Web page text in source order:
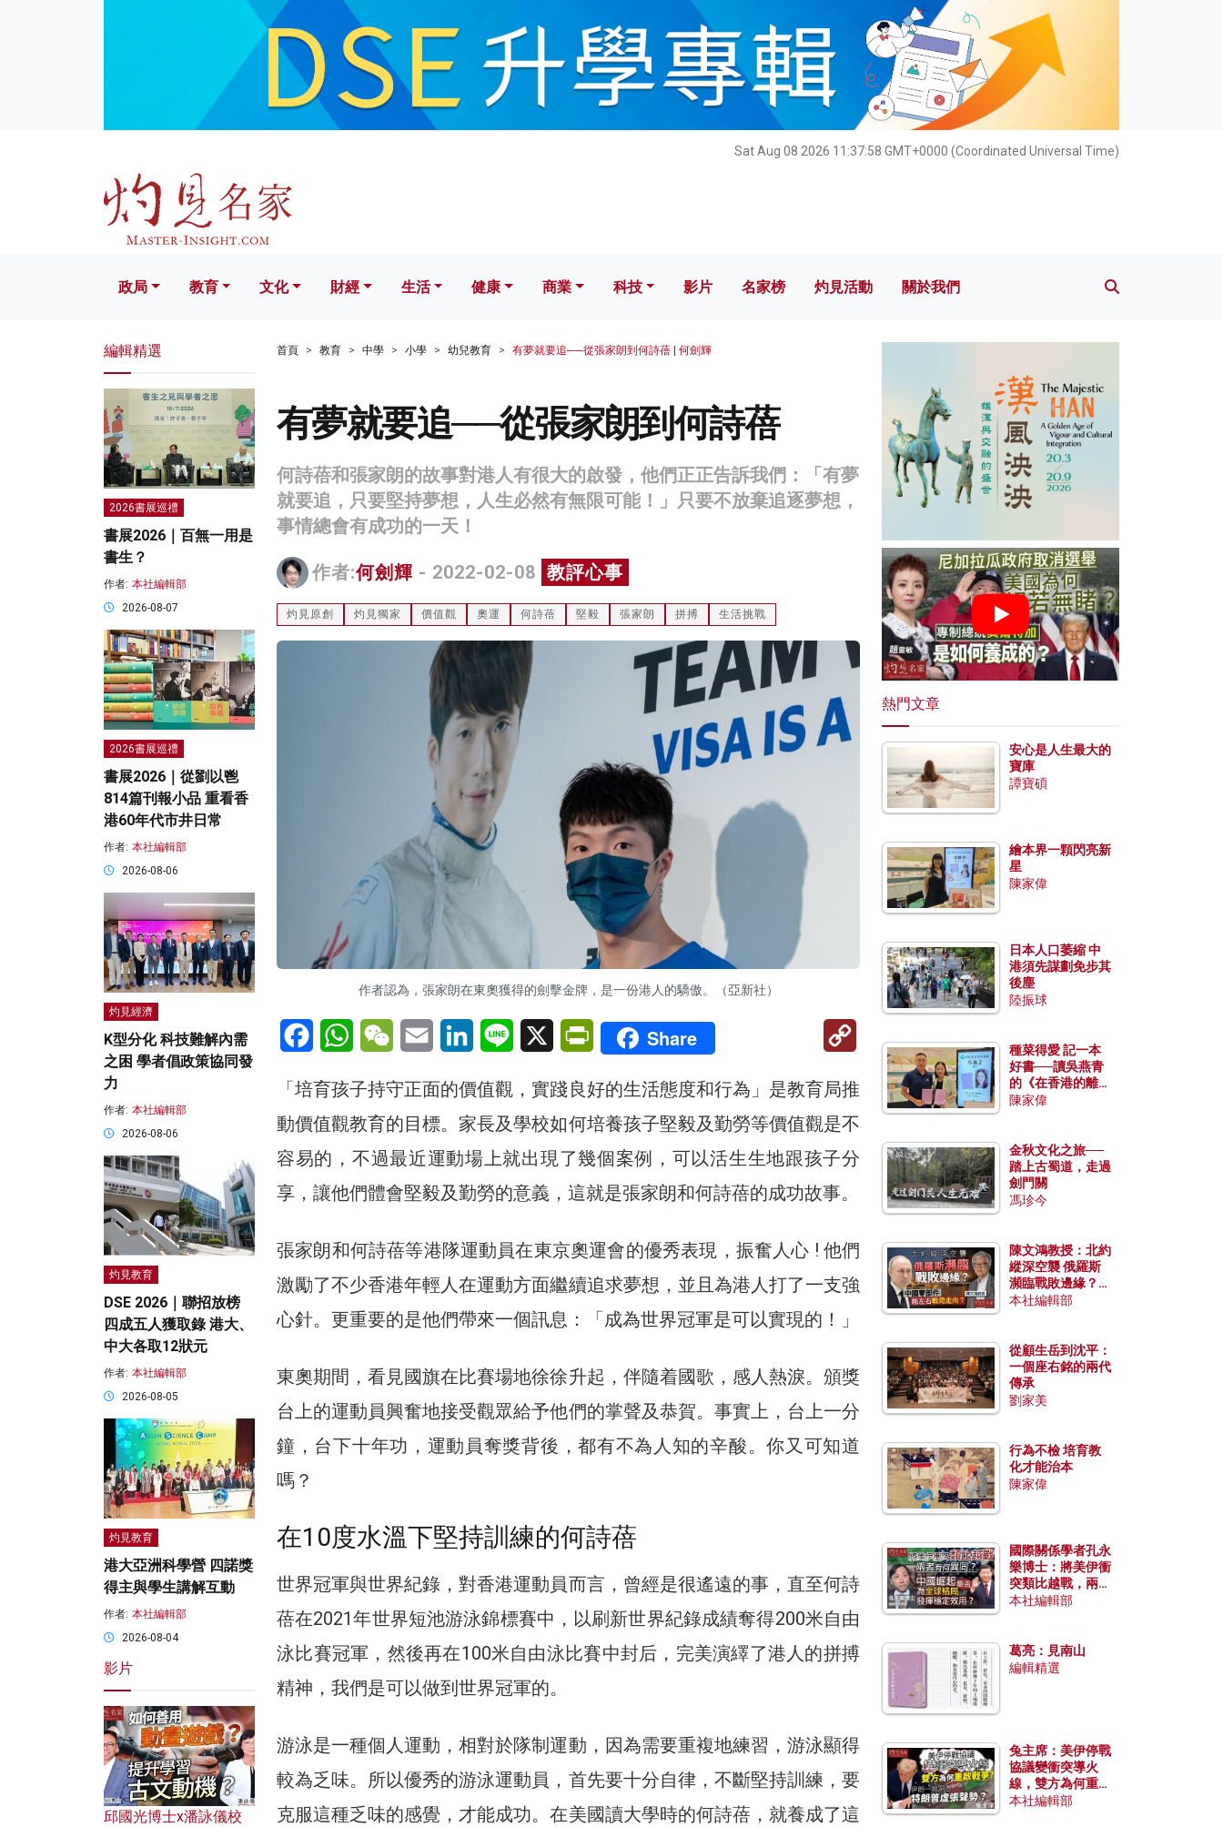
Sat Aug 08 2026 11:38:00 GMT+0000 (Coordinated Universal Time)
文化 財經 生活 健康 科技 影片 名家榜 灼見活動 關於我們
政局 教育 文化 財經 生活 健康 商業 科技 影片 名家榜 灼見活動 關於我們
首頁 教育 中學 小學 幼兒教育 有夢就要追──從張家朗到何詩蓓 | 何劍輝
有夢就要追──從張家朗到何詩蓓
何詩蓓和張家朗的故事對港人有很大的啟發，他們正正告訴我們：「有夢
就要追，只要堅持夢想，人生必然有無限可能！」只要不放棄追逐夢想，
事情總會有成功的一天！
作者:何劍輝 - 2022-02-08 教評心事
灼見原創 灼見獨家 價值觀 奧運 何詩蓓 堅毅 張家朗 拼搏 生活挑戰
作者認為，張家朗在東奧獲得的劍擊金牌，是一份港人的驕傲。（亞新社）
FacebookWhatsAppWeChatEmail LinkedInLine X PrintFriendly
Share
「培育孩子持守正面的價值觀，實踐良好的生活態度和行為」是教育局推
動價值觀教育的目標。家長及學校如何培養孩子堅毅及勤勞等價值觀是不
容易的，不過最近運動場上就出現了幾個案例，可以活生生地跟孩子分
享，讓他們體會堅毅及勤勞的意義，這就是張家朗和何詩蓓的成功故事。
張家朗和何詩蓓等港隊運動員在東京奧運會的優秀表現，振奮人心 ! 他們
激勵了不少香港年輕人在運動方面繼續追求夢想，並且為港人打了一支強
心針。更重要的是他們帶來一個訊息：「成為世界冠軍是可以實現的！」
東奧期間，看見國旗在比賽場地徐徐升起，伴隨着國歌，感人熱淚。頒獎
台上的運動員興奮地接受觀眾給予他們的掌聲及恭賀。事實上，台上一分
鐘，台下十年功，運動員奪獎背後，都有不為人知的辛酸。你又可知道
嗎？
在10度水溫下堅持訓練的何詩蓓
世界冠軍與世界紀錄，對香港運動員而言，曾經是很遙遠的事，直至何詩
蓓在2021年世界短池游泳錦標賽中，以刷新世界紀錄成績奪得200米自由
泳比賽冠軍，然後再在100米自由泳比賽中封后，完美演繹了港人的拼搏
精神，我們是可以做到世界冠軍的。
游泳是一種個人運動，相對於隊制運動，因為需要重複地練習，游泳顯得
較為乏味。所以優秀的游泳運動員，首先要十分自律，不斷堅持訓練，要
克服這種乏味的感覺，才能成功。在美國讀大學時的何詩蓓，就養成了這
編輯精選
2026書展巡禮
書展2026｜百無一用是
書生？
作者: 本社編輯部
2026-08-07
2026書展巡禮
書展2026｜從劉以鬯
814篇刊報小品 重看香
港60年代市井日常
作者: 本社編輯部
2026-08-06
灼見經濟
K型分化 科技難解內需
之困 學者倡政策協同發
力
作者: 本社編輯部
2026-08-06
灼見教育
DSE 2026｜聯招放榜
四成五人獲取錄 港大、
中大各取12狀元
作者: 本社編輯部
2026-08-05
灼見教育
港大亞洲科學營 四諾獎
得主與學生講解互動
作者: 本社編輯部
2026-08-04
影片
邱國光博士x潘詠儀校
熱門文章
安心是人生最大的
寶庫
譚寶碩
繪本界一顆閃亮新
星
陳家偉
日本人口萎縮 中
港須先謀劃免步其
後塵
陸振球
種菜得愛 記一本
好書──讀吳燕青
的《在香港的離島
種菜》
陳家偉
金秋文化之旅──
踏上古蜀道，走過
劍門關
馮珍今
陳文鴻教授：北約
縱深空襲 俄羅斯
瀕臨戰敗邊緣？中
國零部件能左右戰
本社編輯部
從顧生岳到沈平：
一個座右銘的兩代
傳承
劉家美
行為不檢 培育教
化才能治本
陳家偉
國際關係學者孔永
樂博士：將美伊衝
突類比越戰，兩者
有何異同？中國崛
本社編輯部
葛亮：見南山
編輯精選
兔主席：美伊停戰
協議變衝突導火
線，雙方為何重啟
戰爭？伊朗一早洞
本社編輯部